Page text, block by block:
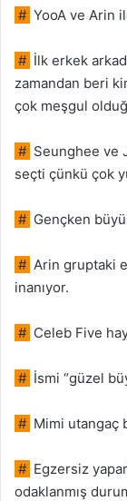
# YooA ve Arin
# İlk erkek
zamandan beri
çok meşgul
# Seunghee ve
seçti çünkü çok
# Gençken
# Arin gruptaki
inanıyor.
# Celeb Five
# İsmi “güzel
# Mimi utangaç
# Egzersiz
odaklanmış